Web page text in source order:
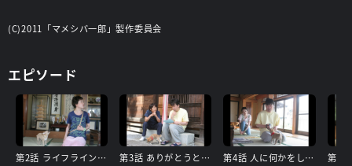
(C)2011「マメシバ一郎」製作委員会
エピソード
第2話 ライフラインは直訳すると命綱なのだ。 第3話 ありがとうと言える人は強い人なのだ。 第4話 人に何かをしてあげるなんて一生無いと思っていたのだ。